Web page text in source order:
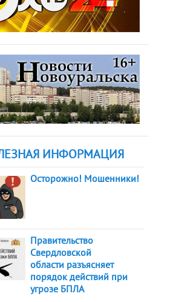
ИНФОРМАЦИЯ
Осторожно! Мошенники!
Правительство
Свердловской
области разъясняет
порядок действий при
угрозе БПЛА